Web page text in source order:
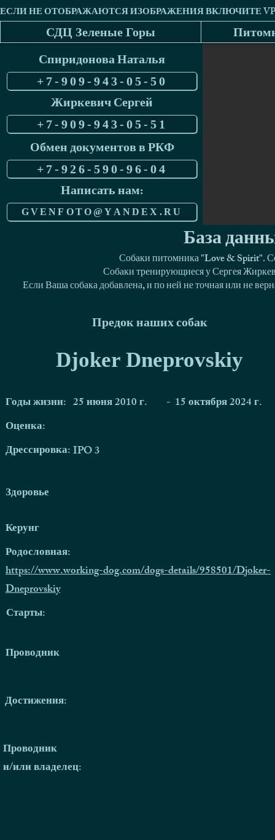
СДЦ Зеленые Горы
Спиридонова Наталья
+7-909-943-05-50
Жиркевич Сергей
+7-909-943-05-51
Обмен документов в РКФ
+7-926-590-96-04
Написать нам:
GVENFOTO@YANDEX.RU
База
Собаки питомника "Love & Spirit".
Собаки тренирующиеся у Сергея
Если Ваша собака добавлена, и по ней не точная или не
Предок наших собак
Djoker Dneprovskiy
Годы жизни: 25 июня 2010 г. - 15 октября 2024 г.
Оценка:
Дрессировка:IPO 3
Здоровье
Керунг
Родословная:
https://www.working-dog.com/dogs-details/958501/Djoker-
Dneprovskiy
Старты:
Проводник
Достижения:
Проводник
и/или владелец: